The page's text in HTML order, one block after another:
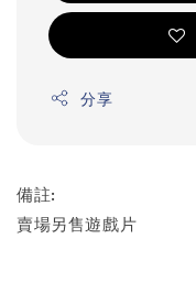
分享
備註:
賣場另售遊戲片